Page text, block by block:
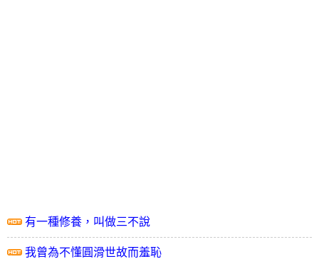
有一種修養，叫做三不說
我曾為不懂圓滑世故而羞恥